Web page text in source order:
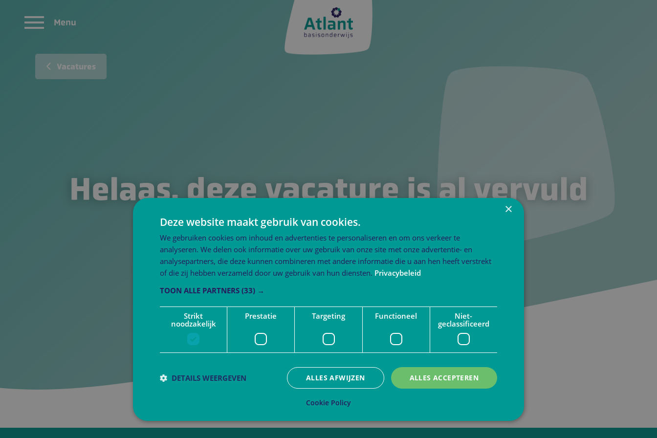
Menu
Vacatures
Helaas, deze vacature is al vervuld
×
Deze website maakt gebruik van cookies.
We gebruiken cookies om inhoud en advertenties te personaliseren en om ons verkeer te
analyseren. We delen ook informatie over uw gebruik van onze site met onze advertentie- en
analysepartners, die deze kunnen combineren met andere informatie die u aan hen heeft verstrekt
of die zij hebben verzameld door uw gebruik van hun diensten. Privacybeleid
TOON ALLE PARTNERS (33) →
Strikt
noodzakelijk
Prestatie Targeting Functioneel
Niet-
geclassificeerd
ALLES ACCEPTEREN
ALLES AFWIJZEN
DETAILS WEERGEVEN
Cookie Policy